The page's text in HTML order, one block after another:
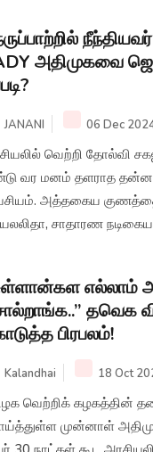
அதிமுகவை
JANANI 06 Dec
வெற்றி தோல்வி சகஜம்.. ஆனால்
வர மனம் தளராத
அத்தகைய
சாதாரண
எல்லாம்
தவெக
பிரபலம்!
Kalandhai 18 Oct
வெற்றிக் கழகத்தின்
முன்னாள்